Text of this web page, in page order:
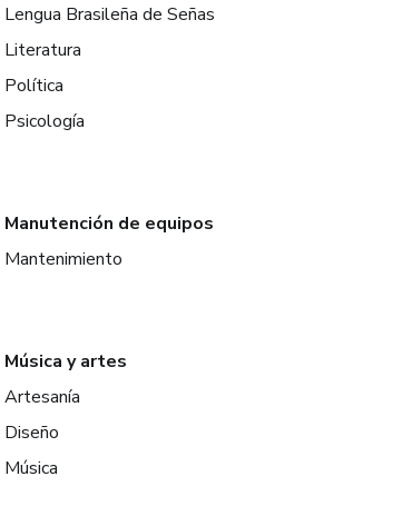
Lengua Brasileña de Señas
Literatura
Política
Psicología
Manutención de equipos
Mantenimiento
Música y artes
Artesanía
Diseño
Música